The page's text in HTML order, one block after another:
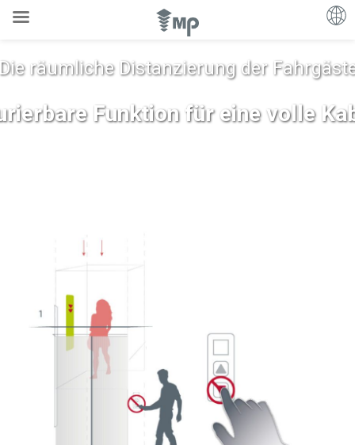
Funktion für eine volle
räumliche Distanzierung der